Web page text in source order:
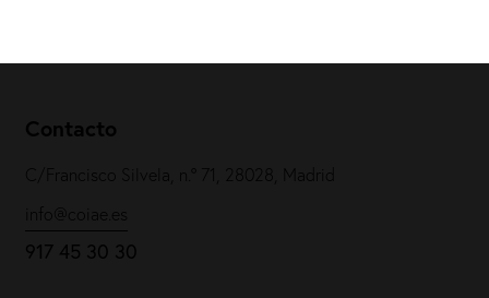
Contacto
C/Francisco Silvela, n.º 71, 28028, Madrid
info@coiae.es
917 45 30 30